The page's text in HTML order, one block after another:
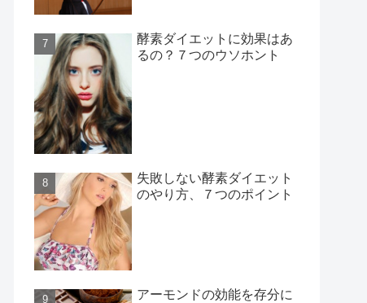
酵素ダイエットに効果はあ
るの？７つのウソホント
失敗しない酵素ダイエット
のやり方、７つのポイント
アーモンドの効能を存分に